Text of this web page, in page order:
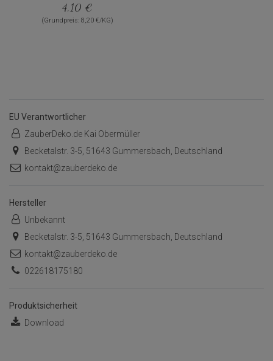
4,10 €
(Grundpreis: 8,20 €/KG)
EU Verantwortlicher
ZauberDeko.de Kai Obermüller
Becketalstr. 3-5, 51643 Gummersbach, Deutschland
kontakt@zauberdeko.de
Hersteller
Unbekannt
Becketalstr. 3-5, 51643 Gummersbach, Deutschland
kontakt@zauberdeko.de
022618175180
Produktsicherheit
Download